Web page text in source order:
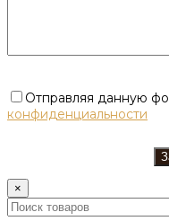
Отправляя данную
конфиденциальности
×